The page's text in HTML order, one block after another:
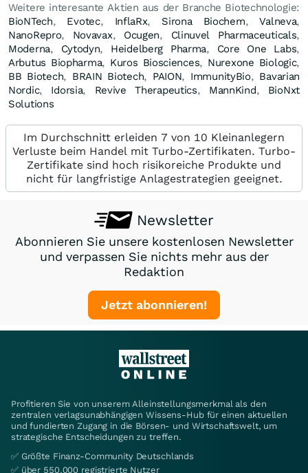
Weitere interesante Aktien aus der Branche Biotechnologie:
BioNTech, Evotec, InflaRx, Sirona Biochem,Valneva,
NanoRepro, Novavax, Ocugen, Clinuvel Pharmaceuticals,
Moderna, Cytodyn, Heidelberg Pharma, Core One Labs,
Arbutus Biopharma, Kuros Biosciences, Nurexone Biologic,
BB Biotech, BRAIN Biotech, PAION, ImmunityBio, Bavarian
Nordic, Idorsia, Revive Therapeutics, MannKind, BioNxt
Solutions
Im Durchschnitt erleiden 7 von 10 Kleinanlegern
Verluste beim Handel mit Turbo-Zertifikaten. Turbo-
Zertifikate sind hoch risikoreiche Produkte und
nicht für langfristige Anlagestrategien geeignet.
Newsletter
Abonnieren Sie unsere kostenlosen Newsletter
und verpassen Sie nichts mehr aus der
Redaktion
Jetzt abonnieren!
Profitieren Sie von unserem Alleinstellungsmerkmal als den
zentralen verlagsunabhängigen Wissens-Hub für einen aktuellen
und fundierten Zugang in die Börsen- und Wirtschaftswelt, um
strategische Entscheidungen zu treffen.
✅ Größte Finanz-Community Deutschlands
✅ über 550.000 registrierte Nutzer